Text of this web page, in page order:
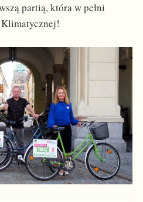
partią, która w pełni